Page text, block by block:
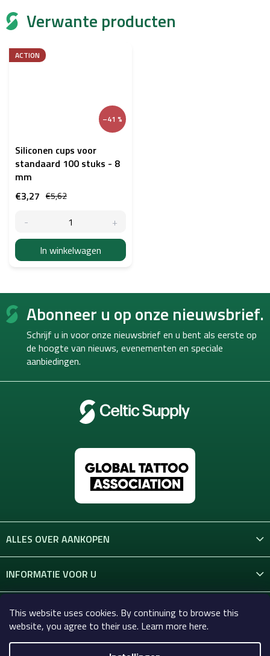
This website uses cookies. By continuing to browse this
website, you agree to their use. Learn more here.
Verwante producten
ACTION
–41 %
Siliconen cups voor
standaard 100 stuks - 8
mm
€5,62
€3,27
In winkelwagen
F
Abonneer u op onze nieuwsbrief.
Schrijf u in voor onze nieuwsbrief en u bent als eerste op
de hoogte van nieuws, evenementen en speciale
aanbiedingen.
ALLES OVER AANKOPEN
INFORMATIE VOOR U
CONTACT